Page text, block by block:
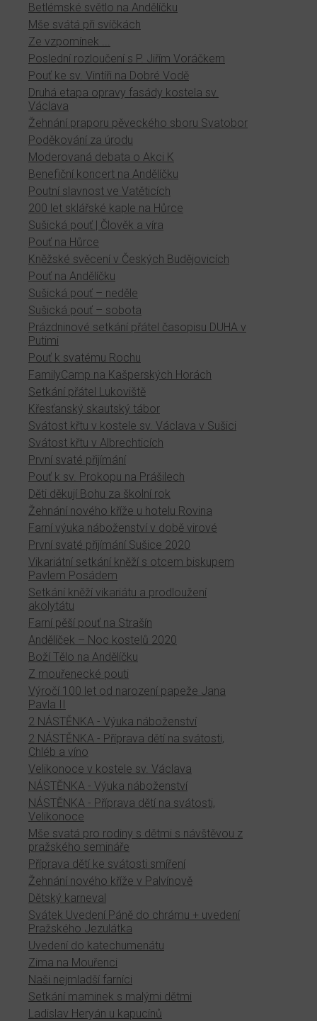
Betlémské světlo na Andělíčku
Mše svátá při svíčkách
Ze vzpomínek ...
Poslední rozloučení s P. Jiřím Voráčkem
Pouť ke sv. Vintíři na Dobré Vodě
Druhá etapa opravy fasády kostela sv.
Václava
Žehnání praporu pěveckého sboru Svatobor
Poděkování za úrodu
Moderovaná debata o Akci K
Benefiční koncert na Andělíčku
Poutní slavnost ve Vatěticích
200 let sklářské kaple na Hůrce
Sušická pouť | Člověk a víra
Pouť na Hůrce
Kněžské svěcení v Českých Budějovicích
Pouť na Andělíčku
Sušická pouť – neděle
Sušická pouť – sobota
Prázdninové setkání přátel časopisu DUHA v
Putimi
Pouť k svatému Rochu
FamilyCamp na Kašperských Horách
Setkání přátel Lukoviště
Křesťanský skautský tábor
Svátost křtu v kostele sv. Václava v Sušici
Svátost křtu v Albrechticích
První svaté přijímání
Pouť k sv. Prokopu na Prášilech
Děti děkují Bohu za školní rok
Žehnání nového kříže u hotelu Rovina
Farní výuka náboženství v době virové
První svaté přijímání Sušice 2020
Vikariátní setkání kněží s otcem biskupem
Pavlem Posádem
Setkání kněží vikariátu a prodloužení
akolytátu
Farní pěší pouť na Strašín
Andělíček – Noc kostelů 2020
Boží Tělo na Andělíčku
Z mouřenecké pouti
Výročí 100 let od narození papeže Jana
Pavla II
2 NÁSTĚNKA - Výuka náboženství
2 NÁSTĚNKA - Příprava dětí na svátosti,
Chléb a víno
Velikonoce v kostele sv. Václava
NÁSTĚNKA - Výuka náboženství
NÁSTĚNKA - Příprava dětí na svátosti,
Velikonoce
Mše svatá pro rodiny s dětmi s návštěvou z
pražského semináře
Příprava dětí ke svátosti smíření
Žehnání nového kříže v Palvínově
Dětský karneval
Svátek Uvedení Páně do chrámu + uvedení
Pražského Jezulátka
Uvedení do katechumenátu
Zima na Mouřenci
Naši nejmladší farníci
Setkání maminek s malými dětmi
Ladislav Heryán u kapucínů